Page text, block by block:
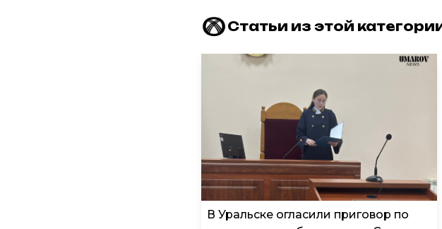
Статьи из этой
В Уральске огласили приговор по